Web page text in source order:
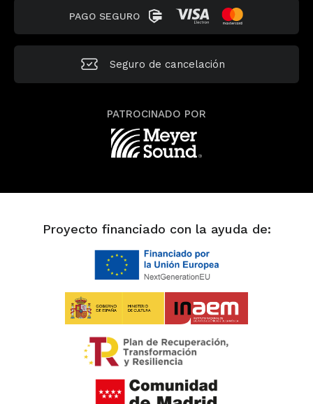
PAGO SEGURO
Seguro de cancelación
PATROCINADO POR
Proyecto financiado con la ayuda de: